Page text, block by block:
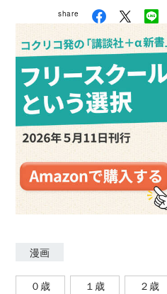
share
漫画
０歳 １歳 ２歳